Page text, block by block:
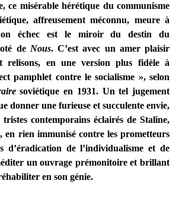
ce misérable hérétique du communisme
affreusement méconnu, meure à
échec est le miroir du destin du
de Nous. C’est avec un amer plaisir
relisons, en une version plus fidèle à
pamphlet contre le socialisme », selon
soviétique en 1931. Un tel jugement
donner une furieuse et succulente envie,
contemporains éclairés de Staline,
en rien immunisé contre les prometteurs
d’éradication de l’individualisme et de
un ouvrage prémonitoire et brillant
en son génie.